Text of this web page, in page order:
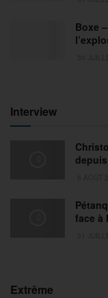
Boxe
Interview
face à
Extrême